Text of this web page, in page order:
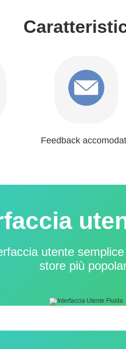
Feedback
utente
store più